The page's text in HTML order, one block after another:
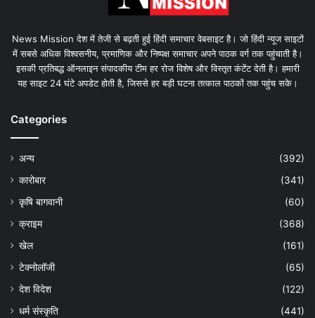
News Mission देश में तेजी से बढ़ती हुई हिंदी समाचार वेबसाइट है। जो हिंदी न्यूज साइटों
में सबसे अधिक विश्वसनीय, प्रमाणिक और निष्पक्ष समाचार अपने पाठक वर्ग तक पहुंचाती है।
इसकी प्रतिबद्ध ऑनलाइन संपादकीय टीम हर रोज विशेष और विस्तृत कंटेंट देती है। हमारी
यह साइट 24 घंटे अपडेट होती है, जिससे हर बड़ी घटना तत्काल पाठकों तक पहुंच सके।
Categories
अन्य
(392)
कारोबार
(341)
कृषि बागवानी
(60)
क्राइम
(368)
खेल
(161)
टेक्नोलॉजी
(65)
देश विदेश
(122)
धर्म संस्कृति
(441)